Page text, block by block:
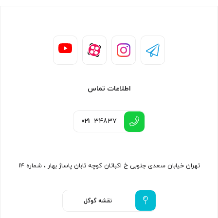
اطلاعات تماس
021 34837
تهران خیابان سعدی جنوبی خ اکباتان کوچه تابان پاساژ بهار ، شماره ۱۴
نقشه گوگل